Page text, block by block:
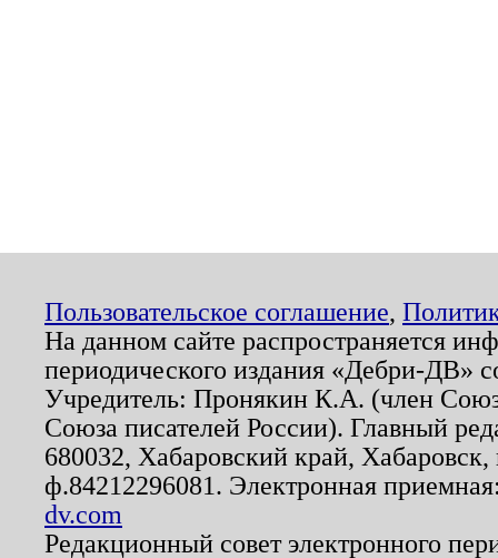
Пользовательское соглашение,
На данном сайте распространяется
периодического издания «Дебри-ДВ»
Учредитель: Пронякин К.А. (член
Союза писателей России). Главный
680032, Хабаровский край,
ф.84212296081. Электронная
dv.com
Редакционный совет электронного